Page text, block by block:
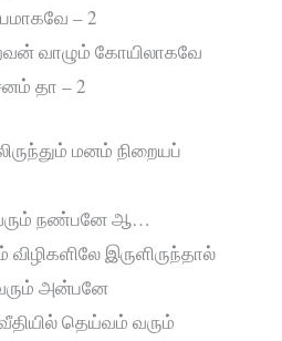
– 2
வாழும் கோயிலாகவே
தா – 2
மனம் நிறையப்
நண்பனே ஆ…
விழிகளிலே இருளிருந்தால்
அன்பனே
தெய்வம் வரும்